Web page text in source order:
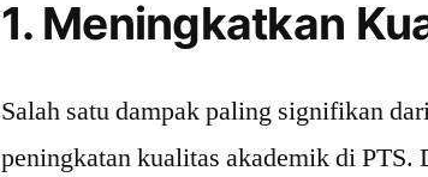
1. Meningkatkan
Salah satu dampak paling signifikan
peningkatan kualitas akademik di